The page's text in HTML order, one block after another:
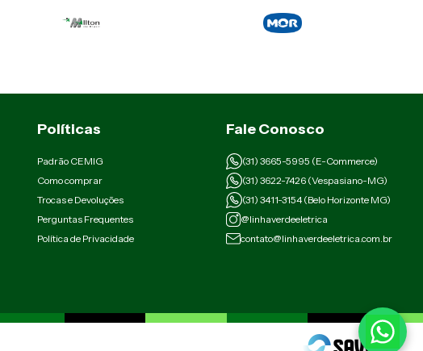
Políticas
Padrão CEMIG
Como comprar
Trocas e Devoluções
Perguntas Frequentes
Política de Privacidade
Fale Conosco
(31) 3665-5995 (E-Commerce)
(31) 3622-7426 (Vespasiano-MG)
(31) 3411-3154 (Belo Horizonte MG)
@linhaverdeeletrica
contato@linhaverdeeletrica.com.br